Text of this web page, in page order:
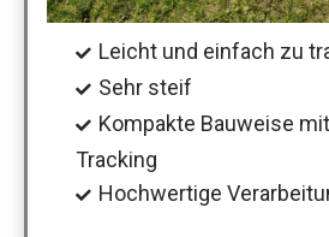
Leicht und einfach zu
Sehr steif
Kompakte Bauweise
Tracking
Hochwertige